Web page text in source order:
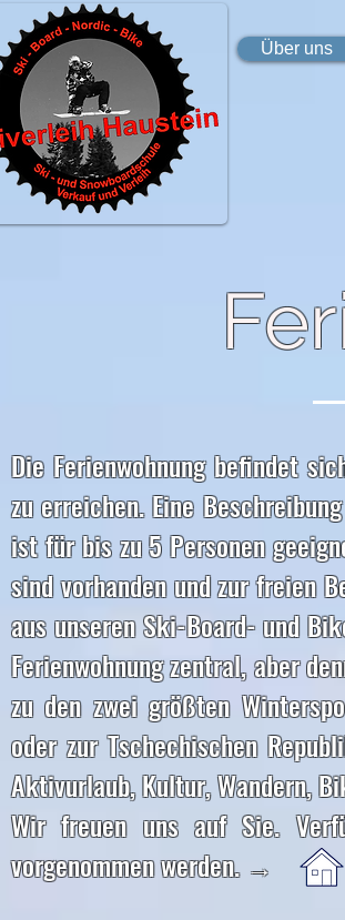
Über uns
Die Ferienwohnung befindet
zu erreichen. Eine
ist für bis zu 5 Personen
sind vorhanden und zur freien
aus unseren Ski-Board- und
Ferienwohnung zentral, aber
zu den zwei größten
oder zur Tschechischen
Aktivurlaub, Kultur, Wandern,
Wir freuen uns auf Sie.
vorgenommen werden. →